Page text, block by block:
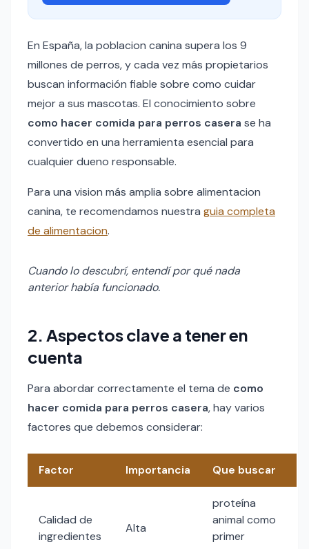
En España, la poblacion canina supera los 9
millones de perros, y cada vez más propietarios
buscan información fiable sobre como cuidar
mejor a sus mascotas. El conocimiento sobre
como hacer comida para perros casera se ha
convertido en una herramienta esencial para
cualquier dueno responsable.
Para una vision más amplia sobre alimentacion
canina, te recomendamos nuestra guia completa
de alimentacion.
Cuando lo descubrí, entendí por qué nada
anterior había funcionado.
2. Aspectos clave a tener en
cuenta
Para abordar correctamente el tema de como
hacer comida para perros casera, hay varios
factores que debemos considerar:
Factor Importancia Que buscar
Calidad de
ingredientes
Alta
proteína
animal como
primer